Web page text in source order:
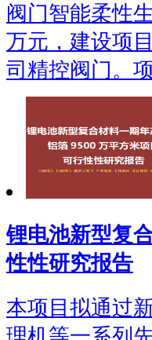
阀门智能柔性
万元，建设项
司精控阀门。
锂电池新型复
性性研究报告
本项目拟通过